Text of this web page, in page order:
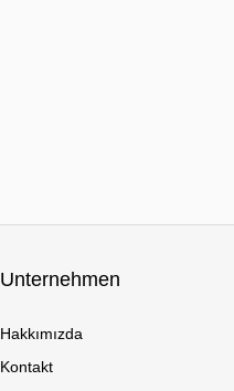
Unternehmen
Hakkımızda
Kontakt